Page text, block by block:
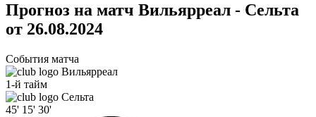
Прогноз на матч Вильярреал - Сельта
от 26.08.2024
События матча
Вильярреал
1-й тайм
Сельта
45' 15' 30'